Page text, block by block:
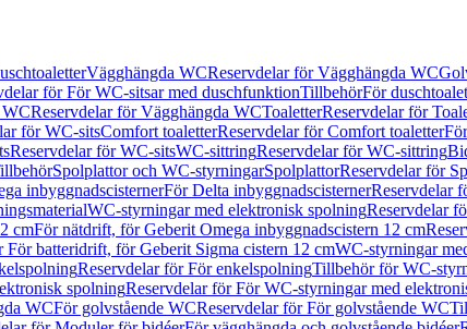
Vägghängda WCReservdelar för Vägghängda WC
för För WC-sitsar med duschfunktionTillbehörFör
Reservdelar för Vägghängda WCToaletterReservdelar för
för WC-sitsComfort toaletterReservdelar för Comfort toaletter
Reservdelar för WC-sitsWC-sittringReservdelar för WC-sittring
Spolplattor och WC-styrningarSpolplattorReservdelar för
inbyggnadscisternerFör Delta inbyggnadscisternerReservdelar
WC-styrningar med elektronisk spolningReservdelar
cmFör nätdrift, för Geberit Omega inbyggnadscistern 12 cm
För batteridrift, för Geberit Sigma cistern 12 cmWC-styrningar
Reservdelar för För enkelspolningTillbehör för WC-
spolningReservdelar för För WC-styrningar med
WCFör golvstående WCReservdelar för För golvstående WC